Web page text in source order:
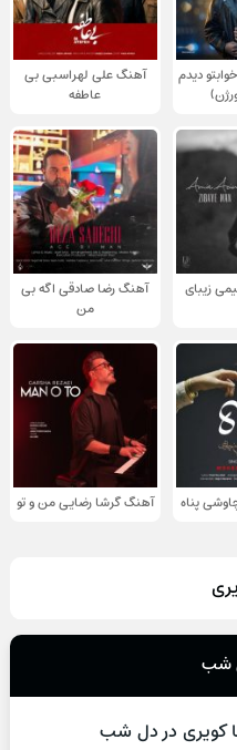
دیدم
آهنگ علی لهراسبی بی
عاطفه
زیبای
آهنگ رضا صادقی اگه بی
من
پناه آهنگ گرشا رضایی من و تو
شب
کویری در دل شب